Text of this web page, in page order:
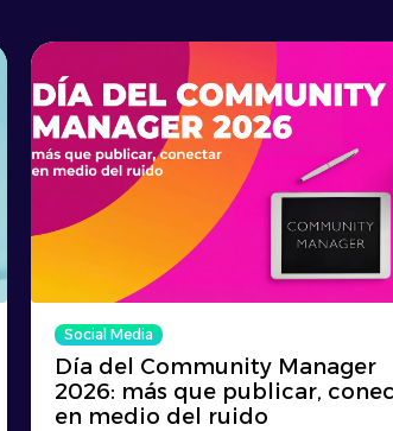
Social Media
Día del Community Manager
2026: más que publicar,
en medio del ruido